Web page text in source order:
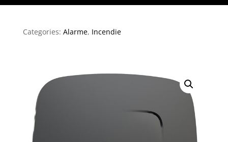
Categories: Alarme, Incendie